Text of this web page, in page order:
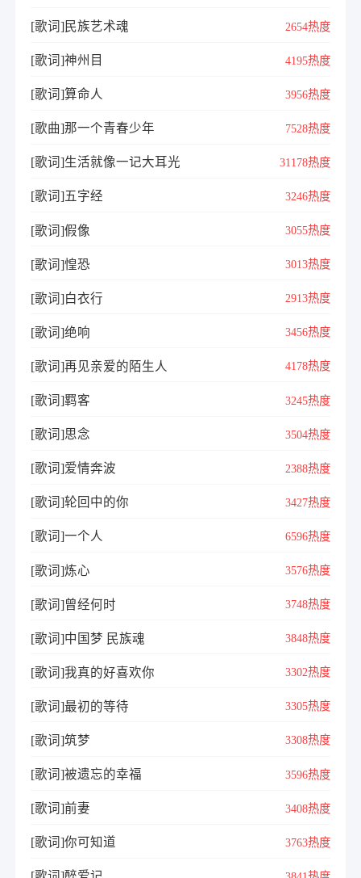
[歌词]民族艺术魂 2654热度
[歌词]神州目 4195热度
[歌词]算命人 3956热度
[歌曲]那一个青春少年 7528热度
[歌词]生活就像一记大耳光 31178热度
[歌词]五字经 3246热度
[歌词]假像 3055热度
[歌词]惶恐 3013热度
[歌词]白衣行 2913热度
[歌词]绝响 3456热度
[歌词]再见亲爱的陌生人 4178热度
[歌词]羁客 3245热度
[歌词]​思念 3504热度
[歌词]爱情奔波 2388热度
[歌词]轮回中的你 3427热度
[歌词]一个人 6596热度
[歌词]炼心 3576热度
[歌词]曾经何时 3748热度
[歌词]中国梦 民族魂 3848热度
[歌词]我真的好喜欢你 3302热度
[歌词]最初的等待 3305热度
[歌词]筑梦 3308热度
[歌词]被遗忘的幸福 3596热度
[歌词]前妻 3408热度
[歌词]你可知道 3763热度